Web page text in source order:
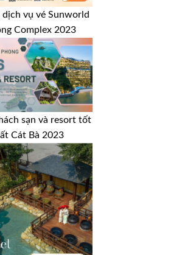
dịch vụ vé Sunworld
Complex 2023
sạn và resort tốt
Cát Bà 2023